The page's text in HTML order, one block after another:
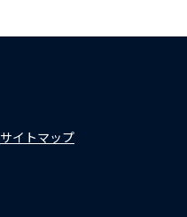
サイトマップ